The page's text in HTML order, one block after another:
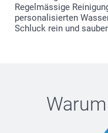
Regelmässige
personalisierten
Schluck rein und
Warum